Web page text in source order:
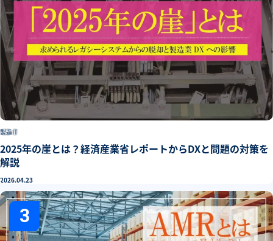
製造IT
2025年の崖とは？経済産業省レポートからDXと問題の対策を
解説
2026.04.23
3